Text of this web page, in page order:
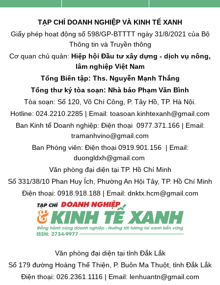
TẠP CHÍ DOANH NGHIỆP VÀ KINH TẾ XANH
Giấy phép hoạt động số 598/GP-BTTTT ngày 31/8/2021 của Bộ
Thông tin và Truyền thông
Cơ quan chủ quản: Hiệp hội Đầu tư xây dựng - dịch vụ nông,
lâm nghiệp Việt Nam
Tổng Biên tập: Ths. Nguyễn Mạnh Thắng
Tổng thư ký tòa soạn: Nhà báo Phạm Văn Bình
Tòa soạn: Số 120, Võ Chí Công, P. Tây Hồ, TP. Hà Nội.
Hotline: 024.2210.2285 | Email: toasoan.kinhtexanh@gmail.com
Ban Kinh tế Doanh nghiệp: Điện thoại 0977.371.166 | Email:
tramanhvino@gmail.com
Ban Phóng viên: Điện thoại 0919.901.156 | Email:
duongldxh@gmail.com
Văn phòng đại diện tại TP. Hồ Chí Minh
Số 331/38/10 Phan Huy Ích, Phường An Hội Tây, TP. Hồ Chí Minh
Điện thoại: 0918.918.188 | Email: dnktx.hcm@gmail.com
Văn phòng đại diện tại tỉnh Đắk Lắk
Số 179 đường Hoàng Thế Thiện, P. Buôn Ma Thuột, tỉnh Đắk Lắk
Điện thoại: 026.2361.1116 | Email: lenhuantn@gmail.com